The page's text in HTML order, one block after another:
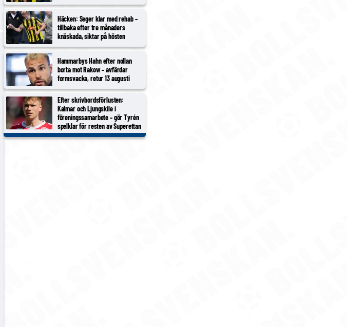
Häcken: Seger klar med rehab –
tillbaka efter tre månaders
knäskada, siktar på hösten
Hammarbys Hahn efter nollan
borta mot Rakow – avfärdar
formsvacka, retur 13 augusti
Efter skrivbordsförlusten:
Kalmar och Ljungskile i
föreningssamarbete – gör Tyrén
spelklar för resten av Superettan